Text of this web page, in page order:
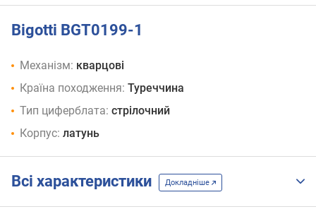
Bigotti BGT0199-1
Механізм: кварцові
Країна походження: Туреччина
Тип циферблата: стрілочний
Корпус: латунь
Всі характеристики Докладніше